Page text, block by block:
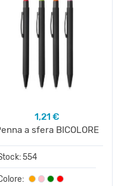
1,21 €
a sfera BICOLORE
554